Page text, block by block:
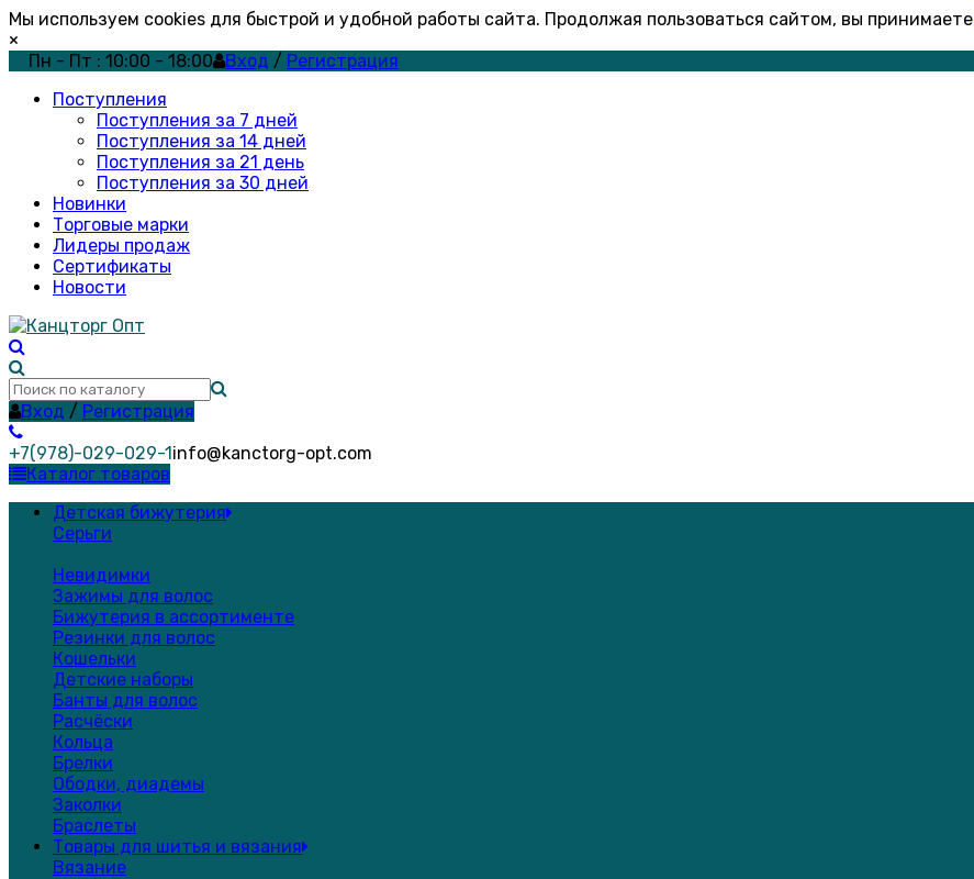
Мы используем cookies для быстрой и удобной работы сайта. Продолжая пользоваться сайтом, вы принимаете
×
Пн - Пт : 10:00 - 18:00
Вход / Регистрация
Поступления
Поступления за 7 дней
Поступления за 14 дней
Поступления за 21 день
Поступления за 30 дней
Новинки
Торговые марки
Лидеры продаж
Сертификаты
Новости
Вход / Регистрация
+7(978)-029-029-1info@kanctorg-opt.com
Каталог товаров
Детская бижутерия
Серьги
Невидимки
Зажимы для волос
Бижутерия в ассортименте
Резинки для волос
Кошельки
Детские наборы
Банты для волос
Расчёски
Кольца
Брелки
Ободки, диадемы
Заколки
Браслеты
Товары для шитья и вязания
Вязание